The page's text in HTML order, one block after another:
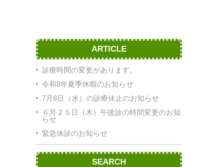
ARTICLE
診療時間の変更があります。
令和8年夏季休暇のお知らせ
7月8日（水）の診療休止のお知らせ
６月２５日（木）午後診の時間変更のお知
らせ
緊急休診のお知らせ
SEARCH